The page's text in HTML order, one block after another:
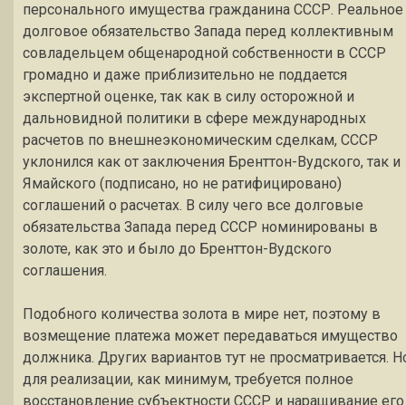
персонального имущества гражданина СССР. Реальное
долговое обязательство Запада перед коллективным
совладельцем общенародной собственности в СССР
громадно и даже приблизительно не поддается
экспертной оценке, так как в силу осторожной и
дальновидной политики в сфере международных
расчетов по внешнеэкономическим сделкам, СССР
уклонился как от заключения Бренттон-Вудского, так и
Ямайского (подписано, но не ратифицировано)
соглашений о расчетах. В силу чего все долговые
обязательства Запада перед СССР номинированы в
золоте, как это и было до Бренттон-Вудского
соглашения.
Подобного количества золота в мире нет, поэтому в
возмещение платежа может передаваться имущество
должника. Других вариантов тут не просматривается.
для реализации, как минимум, требуется полное
восстановление субъектности СССР и наращивание его